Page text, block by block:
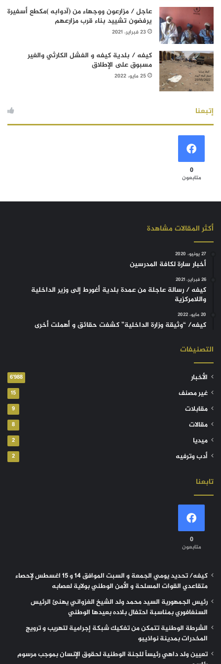
عاجل / مزارعون ووجهاء من (آدوابه )مكطع أسفيرة
يرفضون تشييد بناء قرب مزارعهم
23 فبراير، 2021
كيفه / بلدية كيفه و الفشل الكارثي والغير
مسبوق على الإطلاق
25 مايو، 2022
إتبعنا
0
متابعون
أكثر المقالات مشاهدة
27 يونيو، 2020
أخبار سارة لكافة المدرسين
26 فبراير، 2021
كيفه / رسالة عاجلة من عمدة بلدية أغورط إلى وزير الداخلية
واللامركزية
20 مايو، 2022
كيفه/ “وثيقة وزارة الداخلية” كشفت حقائق و أهملت أخرى
التصنيفات
الأخبار 6٬988
غير مصنف 15
مقابلات 9
مقالات 8
ميديا 2
أدب وترفيه 2
تابعنا
0
متابعون
كيفه/ تحديد يومي الجمعة و السبت الموافق 14 و 15 اغسطس لإحصاء
متقاعدي القوات المسلحة و الأمن الوطني بولاية لعصابه
رئيس الجمهورية السيد محمد ولد الشيخ الغزواني يهنئ الرئيس
السنغافوري بمناسبة احتفال بلاده بعيدها الوطني
الشرطة الوطنية تتمكن من تفكيك شبكة إجرامية لتهريب و ترويج
المخدرات بمدينة نواذيبو
تعيين ولد داهي رئيساً للجنة الوطنية لحقوق الإنسان بموجب مرسوم